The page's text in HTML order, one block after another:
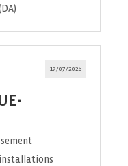
17/07/2026